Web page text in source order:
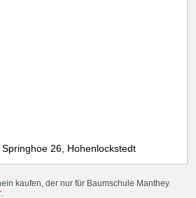
26, Hohenlockstedt
kaufen, der nur für Baumschule Manthey
.